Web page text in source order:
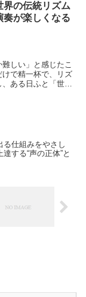
界の伝統リズム
奏が楽しくなる
しい」と感じたこ
で精一杯で、リズ
ある日ふと「世界
る仕組みをやさし
する“声の正体”と